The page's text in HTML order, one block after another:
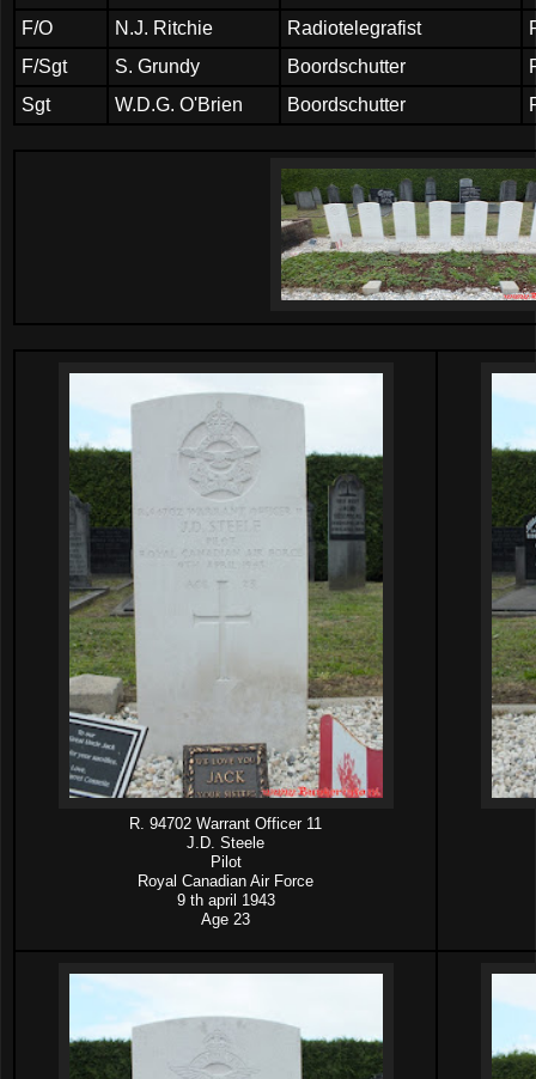
F/O N.J. Ritchie Radiotelegrafist
F/Sgt
S. Grundy Boordschutter
Sgt
W.D.G. O'Brien Boordschutter
R. 94702 Warrant Officer 11
J.D. Steele
Pilot
Royal Canadian Air Force
9 th april 1943
Age 23